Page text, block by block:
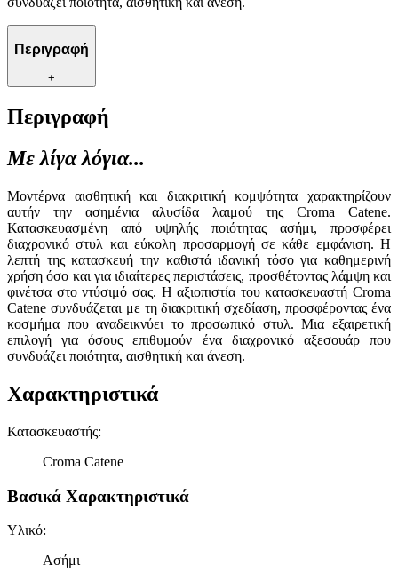
Περιγραφή
+
Περιγραφή
Με λίγα λόγια...
Μοντέρνα αισθητική και διακριτική κομψότητα χαρακτηρίζουν
αυτήν την ασημένια αλυσίδα λαιμού της Croma Catene.
Κατασκευασμένη από υψηλής ποιότητας ασήμι, προσφέρει
διαχρονικό στυλ και εύκολη προσαρμογή σε κάθε εμφάνιση. Η
λεπτή της κατασκευή την καθιστά ιδανική τόσο για καθημερινή
χρήση όσο και για ιδιαίτερες περιστάσεις, προσθέτοντας λάμψη και
φινέτσα στο ντύσιμό σας. Η αξιοπιστία του κατασκευαστή Croma
Catene συνδυάζεται με τη διακριτική σχεδίαση, προσφέροντας ένα
κοσμήμα που αναδεικνύει το προσωπικό στυλ. Μια εξαιρετική
επιλογή για όσους επιθυμούν ένα διαχρονικό αξεσουάρ που
συνδυάζει ποιότητα, αισθητική και άνεση.
Χαρακτηριστικά
Κατασκευαστής:
Croma Catene
Βασικά Χαρακτηριστικά
Υλικό:
Ασήμι